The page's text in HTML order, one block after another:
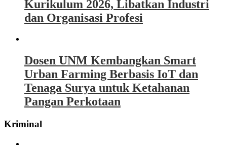
Kurikulum 2026, Libatkan Industri
dan Organisasi Profesi
Dosen UNM Kembangkan Smart
Urban Farming Berbasis IoT dan
Tenaga Surya untuk Ketahanan
Pangan Perkotaan
Kriminal